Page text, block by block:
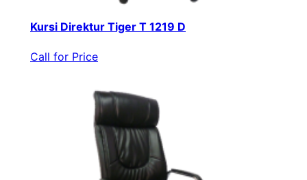
Kursi Direktur Tiger T 1219 D
Call for Price